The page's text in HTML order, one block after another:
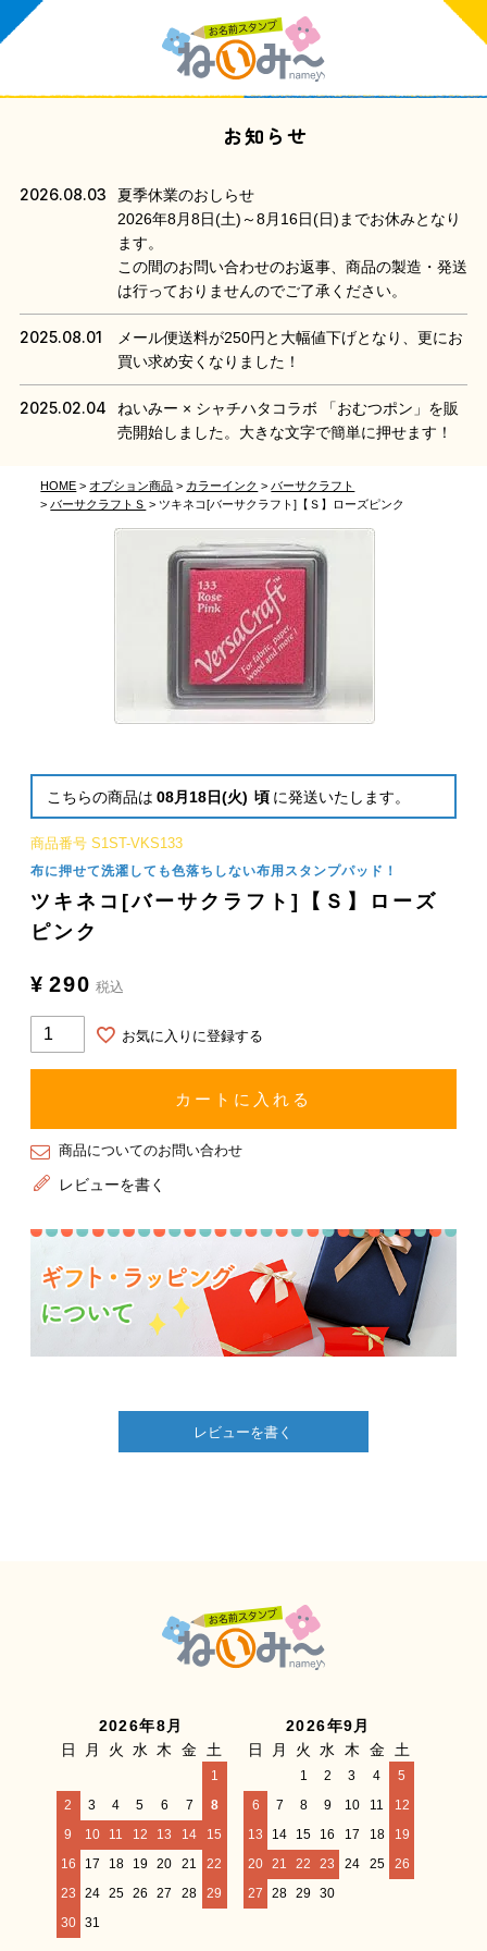
お知らせ
2026.08.03
夏季休業のおしらせ
2026年8月8日(土)～8月16日(日)までお休みとなり
ます。
この間のお問い合わせのお返事、商品の製造・発送
は行っておりませんのでご了承ください。
2025.08.01
メール便送料が250円と大幅値下げとなり、更にお
買い求め安くなりました！
2025.02.04
ねいみー × シャチハタコラボ 「おむつポン」を販
売開始しました。大きな文字で簡単に押せます！
HOME オプション商品 カラーインク
バーサクラフト
バーサクラフトＳ
ツキネコ[バーサクラフト]【Ｓ】ローズピンク
こちらの商品は 08月18日(火) 頃 に発送いたします。
商品番号 S1ST-VKS133
布に押せて洗濯しても色落ちしない布用スタンプパッド！
ツキネコ[バーサクラフト]【Ｓ】ローズ
ピンク
¥ 290 税込
お気に入りに登録する
カートに入れる
商品についてのお問い合わせ
レビューを書く
レビューを書く
2026年8月
日
月 火 水 木 金 土
1
2
3 4 5 6 7
8
9
10 11 12 13 14
15
16
17 18 19 20 21
22
23
24 25 26 27 28
29
30
31
2026年9月
日
月 火 水 木 金 土
1 2 3 4
5
6
7 8 9 10 11
12
13
14 15 16 17 18
19
20 21 22 23 24 25
26
27
28 29 30